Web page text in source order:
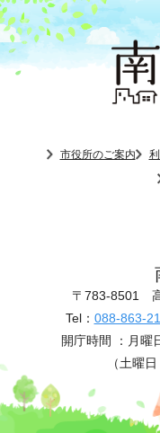
市役所のご案内
〒783-8501
Tel： 088-863-
開庁時間 ： 月曜
（土曜